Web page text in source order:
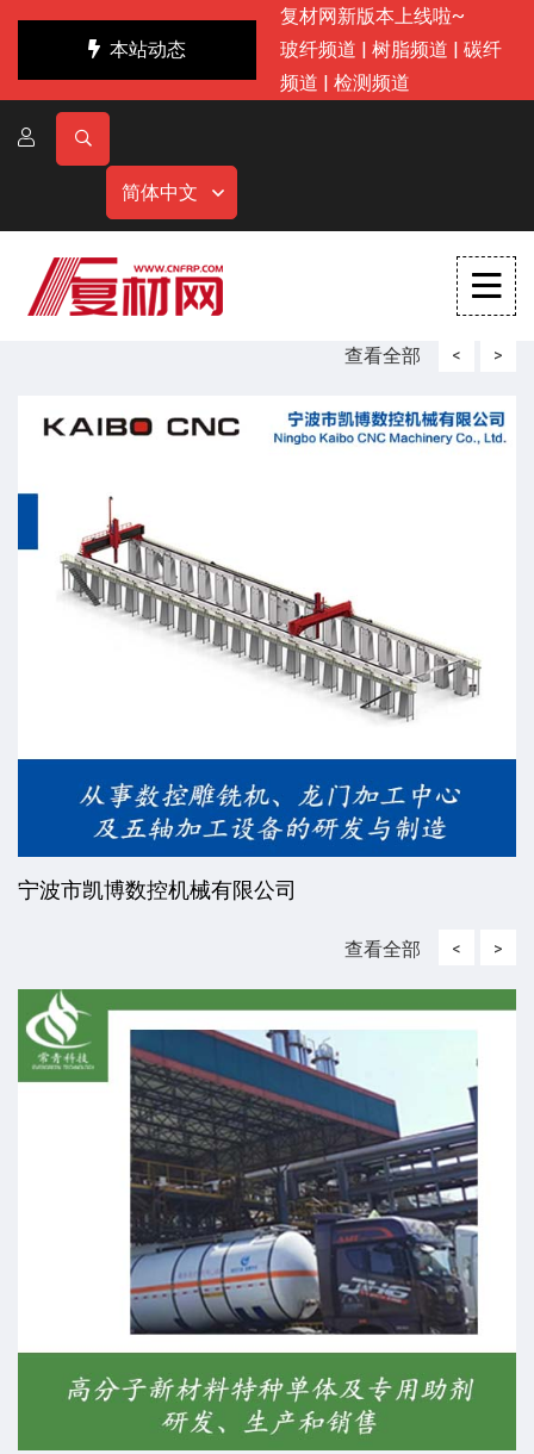
本站动态
复材网新版本上线啦~
玻纤频道 | 树脂频道 | 碳纤
频道 | 检测频道
简体中文
查看全部 <
宁波市凯博数控机械有限公司
>
查看全部 < >